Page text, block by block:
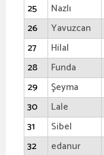
25
Nazlı
26
Yavuzcan
27
Hilal
28
Funda
29
Şeyma
30
Lale
31
Sibel
32
edanur